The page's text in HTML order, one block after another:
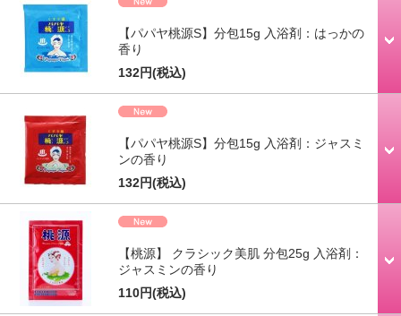
【パパヤ桃源S】分包15g 入浴剤：はっかの
香り
132円(税込)
【パパヤ桃源S】分包15g 入浴剤：ジャスミ
ンの香り
132円(税込)
【桃源】 クラシック美肌 分包25g 入浴剤：
ジャスミンの香り
110円(税込)